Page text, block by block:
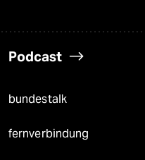
Podcast
bundestalk
fernverbindung